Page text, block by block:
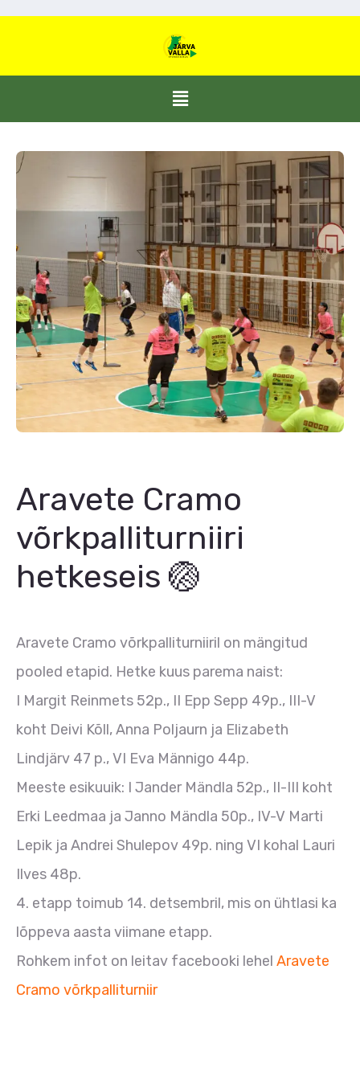
Aravete Cramo
võrkpalliturniiri
hetkeseis 🏐
Aravete Cramo võrkpalliturniiril on mängitud
pooled etapid. Hetke kuus parema naist:
I Margit Reinmets 52p., II Epp Sepp 49p., III-V
koht Deivi Kõll, Anna Poljaurn ja Elizabeth
Lindjärv 47 p., VI Eva Männigo 44p.
Meeste esikuuik: I Jander Mändla 52p., II-III koht
Erki Leedmaa ja Janno Mändla 50p., IV-V Marti
Lepik ja Andrei Shulepov 49p. ning VI kohal Lauri
Ilves 48p.
4. etapp toimub 14. detsembril, mis on ühtlasi ka
lõppeva aasta viimane etapp.
Rohkem infot on leitav facebooki lehel Aravete
Cramo võrkpalliturniir